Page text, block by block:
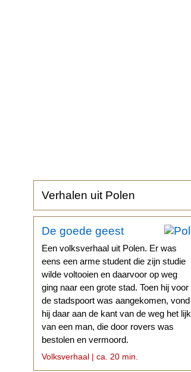
Verhalen uit Polen
De goede geest
Een volksverhaal uit Polen. Er was
eens een arme student die zijn studie
wilde voltooien en daarvoor op weg
ging naar een grote stad. Toen hij voor
de stadspoort was aangekomen, vond
hij daar aan de kant van de weg het lijk
van een man, die door rovers was
bestolen en vermoord.
Volksverhaal | ca. 20 min.